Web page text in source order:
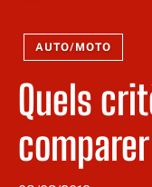
AUTO/MOTO
Quels